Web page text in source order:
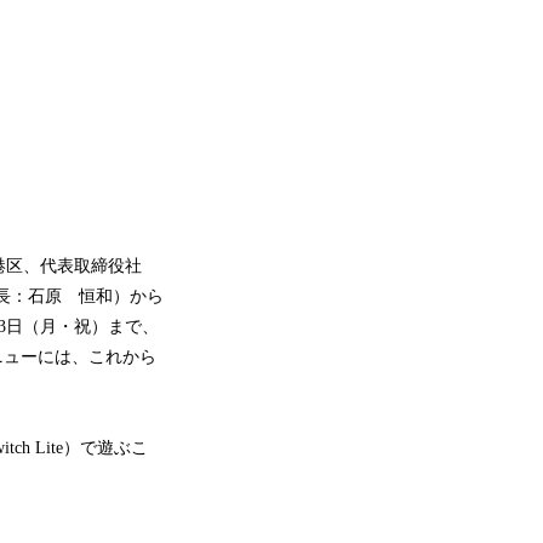
、代表取締役社
：石原 恒和）から
（月・祝）まで、
ーには、これから
Lite）で遊ぶこ